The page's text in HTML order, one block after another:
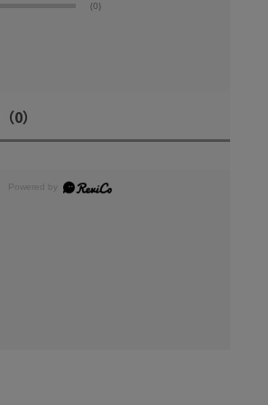
(0)
（0）